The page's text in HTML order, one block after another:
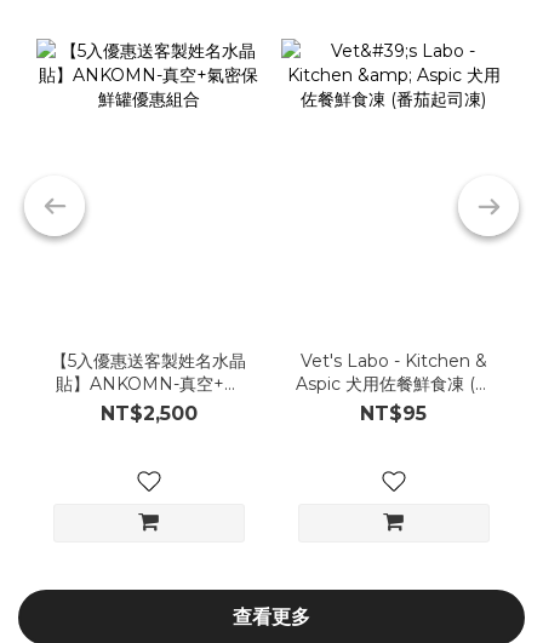
【5入優惠送客製姓名水晶
貼】ANKOMN-真空+氣
密保鮮罐優惠組合
NT$2,500
Vet's Labo - Kitchen &
Aspic 犬用佐餐鮮食凍 (番
茄起司凍)
NT$95
查看更多